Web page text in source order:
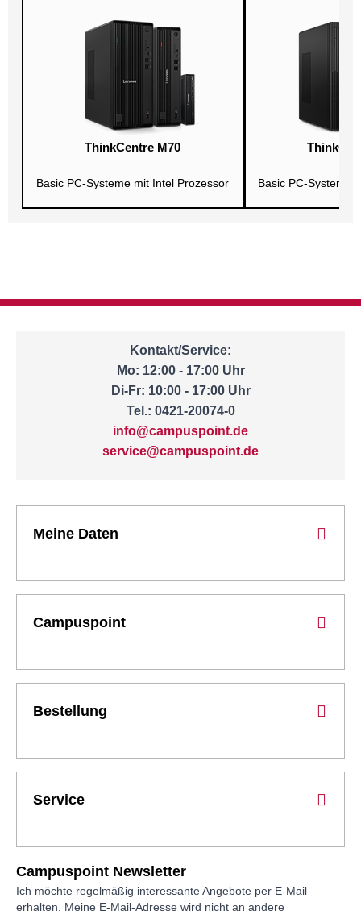
ThinkCentre M70
Basic PC-Systeme mit Intel Prozessor Basic PC-Systeme
Kontakt/Service:
Mo: 12:00 - 17:00 Uhr
Di-Fr: 10:00 - 17:00 Uhr
Tel.: 0421-20074-0
info@campuspoint.de
service@campuspoint.de
Meine Daten
Campuspoint
Bestellung
Service
Campuspoint Newsletter
Ich möchte regelmäßig interessante Angebote per E-Mail
erhalten. Meine E-Mail-Adresse wird nicht an andere